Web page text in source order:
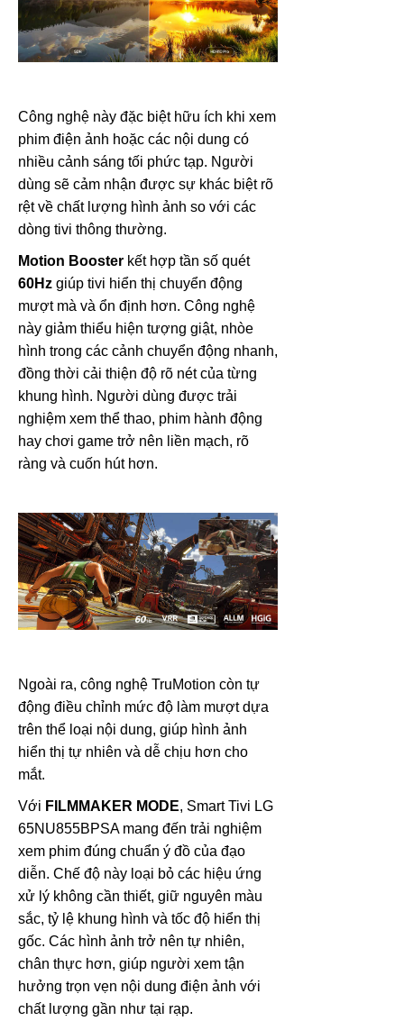
Công nghệ này đặc biệt hữu ích khi xem
phim điện ảnh hoặc các nội dung có
nhiều cảnh sáng tối phức tạp. Người
dùng sẽ cảm nhận được sự khác biệt rõ
rệt về chất lượng hình ảnh so với các
dòng tivi thông thường.
Motion Booster kết hợp tần số quét
60Hz giúp tivi hiển thị chuyển động
mượt mà và ổn định hơn. Công nghệ
này giảm thiểu hiện tượng giật, nhòe
hình trong các cảnh chuyển động nhanh,
đồng thời cải thiện độ rõ nét của từng
khung hình. Người dùng được trải
nghiệm xem thể thao, phim hành động
hay chơi game trở nên liền mạch, rõ
ràng và cuốn hút hơn.
Ngoài ra, công nghệ TruMotion còn tự
động điều chỉnh mức độ làm mượt dựa
trên thể loại nội dung, giúp hình ảnh
hiển thị tự nhiên và dễ chịu hơn cho
mắt.
Với FILMMAKER MODE, Smart Tivi LG
65NU855BPSA mang đến trải nghiệm
xem phim đúng chuẩn ý đồ của đạo
diễn. Chế độ này loại bỏ các hiệu ứng
xử lý không cần thiết, giữ nguyên màu
sắc, tỷ lệ khung hình và tốc độ hiển thị
gốc. Các hình ảnh trở nên tự nhiên,
chân thực hơn, giúp người xem tận
hưởng trọn vẹn nội dung điện ảnh với
chất lượng gần như tại rạp.